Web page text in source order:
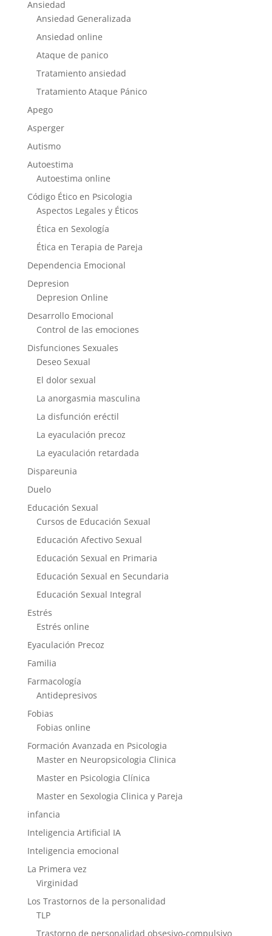
Ansiedad
Ansiedad Generalizada
Ansiedad online
Ataque de panico
Tratamiento ansiedad
Tratamiento Ataque Pánico
Apego
Asperger
Autismo
Autoestima
Autoestima online
Código Ético en Psicologia
Aspectos Legales y Éticos
Ética en Sexología
Ética en Terapia de Pareja
Dependencia Emocional
Depresion
Depresion Online
Desarrollo Emocional
Control de las emociones
Disfunciones Sexuales
Deseo Sexual
El dolor sexual
La anorgasmia masculina
La disfunción eréctil
La eyaculación precoz
La eyaculación retardada
Dispareunia
Duelo
Educación Sexual
Cursos de Educación Sexual
Educación Afectivo Sexual
Educación Sexual en Primaria
Educación Sexual en Secundaria
Educación Sexual Integral
Estrés
Estrés online
Eyaculación Precoz
Familia
Farmacología
Antidepresivos
Fobias
Fobias online
Formación Avanzada en Psicologia
Master en Neuropsicologia Clinica
Master en Psicologia Clínica
Master en Sexologia Clinica y Pareja
infancia
Inteligencia Artificial IA
Inteligencia emocional
La Primera vez
Virginidad
Los Trastornos de la personalidad
TLP
Trastorno de personalidad obsesivo-compulsivo